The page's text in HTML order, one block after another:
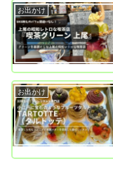
お出かけ
お出かけ